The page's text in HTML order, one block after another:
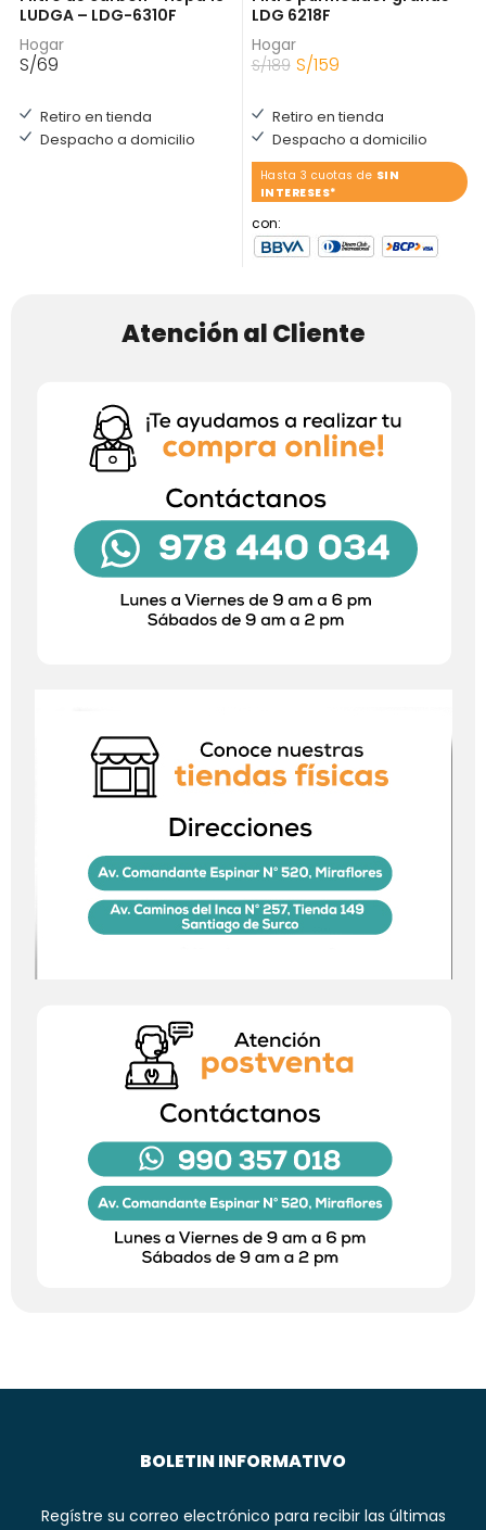
LUDGA – LDG-6310F
Hogar
S/69
Retiro en tienda
Despacho a domicilio
LDG 6218F
Hogar
S/189 S/159
Retiro en tienda
Despacho a domicilio
Hasta 3 cuotas de SIN
INTERESES*
con:
Atención al Cliente
BOLETIN INFORMATIVO
Regístre su correo electrónico para recibir las últimas